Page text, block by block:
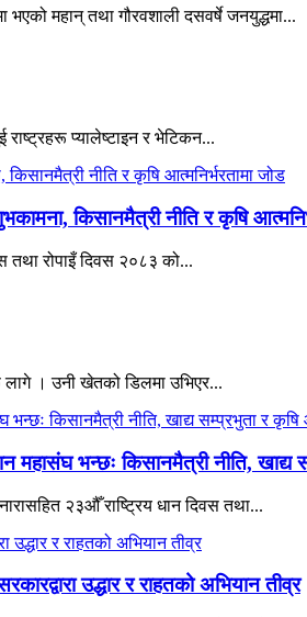
भएको महान् तथा गौरवशाली दसवर्षे जनयुद्धमा...
प्यालेष्टाइन र भेटिकन...
किसानमैत्री नीति र कृषि
तथा रोपाइँ दिवस २०८३ को...
लागे । उनी खेतको डिलमा उभिएर...
भन्छः किसानमैत्री नीति, खाद्य
२३औँ राष्ट्रिय धान दिवस तथा...
उद्धार र राहतको अभियान तीव्र